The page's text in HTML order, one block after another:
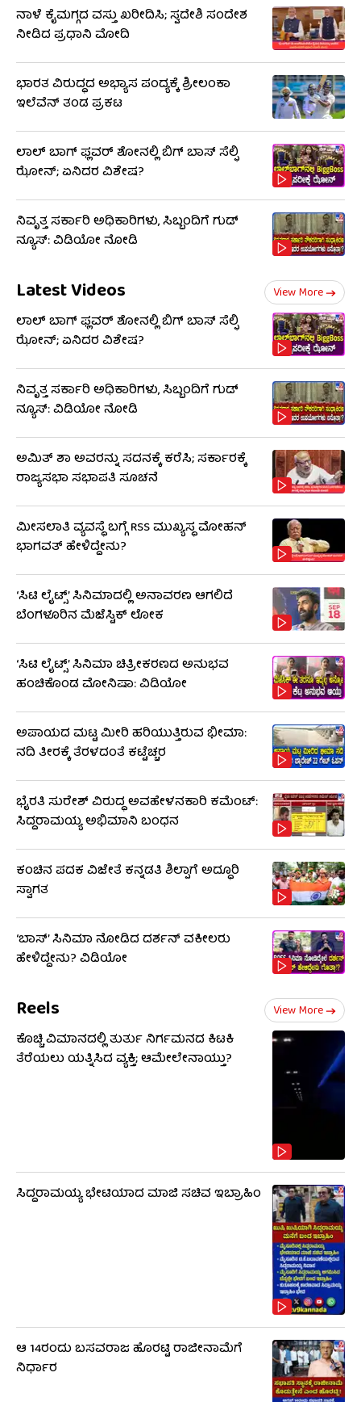
ನಾಳೆ ಕೈಮಗ್ಗದ ವಸ್ತು ಖರೀದಿಸಿ; ಸ್ವದೇಶಿ ಸಂದೇಶ
ನೀಡಿದ ಪ್ರಧಾನಿ ಮೋದಿ
ಭಾರತ ವಿರುದ್ಧದ ಅಭ್ಯಾಸ ಪಂದ್ಯಕ್ಕೆ ಶ್ರೀಲಂಕಾ
ಇಲೆವೆನ್ ತಂಡ ಪ್ರಕಟ
ಲಾಲ್ ಬಾಗ್ ಫ್ಲವರ್ ಶೋನಲ್ಲಿ ಬಿಗ್ ಬಾಸ್ ಸೆಲ್ಫಿ
ಝೋನ್; ಏನಿದರ ವಿಶೇಷ?
ನಿವೃತ್ತ ಸರ್ಕಾರಿ ಅಧಿಕಾರಿಗಳು, ಸಿಬ್ಬಂದಿಗೆ ಗುಡ್​
ನ್ಯೂಸ್: ವಿಡಿಯೋ ನೋಡಿ
Latest Videos View More
ಲಾಲ್ ಬಾಗ್ ಫ್ಲವರ್ ಶೋನಲ್ಲಿ ಬಿಗ್ ಬಾಸ್ ಸೆಲ್ಫಿ
ಝೋನ್; ಏನಿದರ ವಿಶೇಷ?
ನಿವೃತ್ತ ಸರ್ಕಾರಿ ಅಧಿಕಾರಿಗಳು, ಸಿಬ್ಬಂದಿಗೆ ಗುಡ್​
ನ್ಯೂಸ್: ವಿಡಿಯೋ ನೋಡಿ
ಅಮಿತ್ ಶಾ ಅವರನ್ನು ಸದನಕ್ಕೆ ಕರೆಸಿ; ಸರ್ಕಾರಕ್ಕೆ
ರಾಜ್ಯಸಭಾ ಸಭಾಪತಿ ಸೂಚನೆ
ಮೀಸಲಾತಿ ವ್ಯವಸ್ಥೆ ಬಗ್ಗೆ RSS​ ಮುಖ್ಯಸ್ಥ ಮೋಹನ್
ಭಾಗವತ್ ಹೇಳಿದ್ದೇನು?
‘ಸಿಟಿ ಲೈಟ್ಸ್’ ಸಿನಿಮಾದಲ್ಲಿ ಅನಾವರಣ ಆಗಲಿದೆ
ಬೆಂಗಳೂರಿನ ಮೆಜೆಸ್ಟಿಕ್ ಲೋಕ
‘ಸಿಟಿ ಲೈಟ್ಸ್’ ಸಿನಿಮಾ ಚಿತ್ರೀಕರಣದ ಅನುಭವ
ಹಂಚಿಕೊಂಡ ಮೋನಿಷಾ: ವಿಡಿಯೋ
ಅಪಾಯದ ಮಟ್ಟ ಮೀರಿ ಹರಿಯುತ್ತಿರುವ ಭೀಮಾ:
ನದಿ ತೀರಕ್ಕೆ ತೆರಳದಂತೆ ಕಟ್ಟೆಚ್ಚರ
ಭೈರತಿ ಸುರೇಶ್ ವಿರುದ್ಧ ಅವಹೇಳನಕಾರಿ ಕಮೆಂಟ್:
ಸಿದ್ದರಾಮಯ್ಯ ಅಭಿಮಾನಿ ಬಂಧನ
ಕಂಚಿನ ಪದಕ ವಿಜೇತೆ ಕನ್ನಡತಿ ಶಿಲ್ಪಾಗೆ ಅದ್ಧೂರಿ
ಸ್ವಾಗತ
‘ಬಾಸ್’ ಸಿನಿಮಾ ನೋಡಿದ ದರ್ಶನ್ ವಕೀಲರು
ಹೇಳಿದ್ದೇನು? ವಿಡಿಯೋ
Reels View More
ಕೊಚ್ಚಿ ವಿಮಾನದಲ್ಲಿ ತುರ್ತು ನಿರ್ಗಮನದ ಕಿಟಕಿ
ತೆರೆಯಲು ಯತ್ನಿಸಿದ ವ್ಯಕ್ತಿ; ಆಮೇಲೇನಾಯ್ತು?
ಸಿದ್ದರಾಮಯ್ಯ ಭೇಟಿಯಾದ ಮಾಜಿ ಸಚಿವ ಇಬ್ರಾಹಿಂ
ಆ 14ರಂದು ಬಸವರಾಜ ಹೊರಟ್ಟಿ ರಾಜೀನಾಮೆಗೆ
ನಿರ್ಧಾರ